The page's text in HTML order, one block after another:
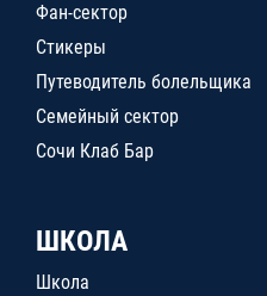
Фан-сектор
Стикеры
Путеводитель болельщика
Семейный сектор
Сочи Клаб Бар
ШКОЛА
Школа